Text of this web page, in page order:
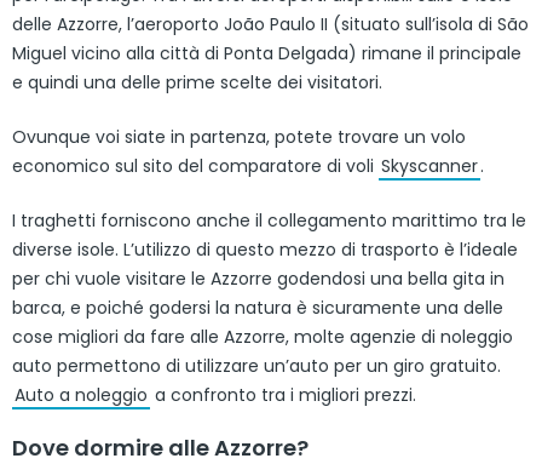
delle Azzorre, l’aeroporto João Paulo II (situato sull’isola di São
Miguel vicino alla città di Ponta Delgada) rimane il principale
e quindi una delle prime scelte dei visitatori.
Ovunque voi siate in partenza, potete trovare un volo
economico sul sito del comparatore di voli Skyscanner.
I traghetti forniscono anche il collegamento marittimo tra le
diverse isole. L’utilizzo di questo mezzo di trasporto è l’ideale
per chi vuole visitare le Azzorre godendosi una bella gita in
barca, e poiché godersi la natura è sicuramente una delle
cose migliori da fare alle Azzorre, molte agenzie di noleggio
auto permettono di utilizzare un’auto per un giro gratuito.
Auto a noleggio a confronto tra i migliori prezzi.
Dove dormire alle Azzorre?